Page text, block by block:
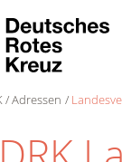
Adressen